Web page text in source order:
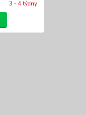
3 - 4 týdny